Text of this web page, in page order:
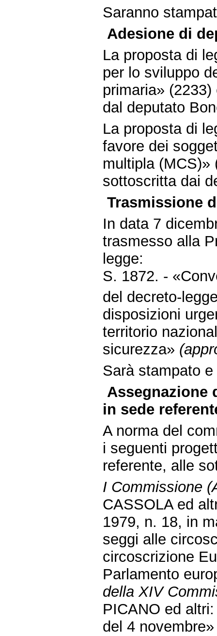
Saranno
Adesione di
La proposta di
per lo sviluppo
primaria»
dal deputato
La proposta di
favore dei
multipla (MCS)»
sottoscritta dai
Trasmissione
In data 7
trasmesso alla
legge:
S. 1872. -
del decreto-
disposizioni
territorio
sicurezza»
Sarà stampato
Assegnazione
in sede
A norma del
i seguenti
referente, alle
I Commissione
CASSOLA ed
1979, n. 18, in
seggi alle
circoscrizione
Parlamento
della XIV
PICANO ed
del 4